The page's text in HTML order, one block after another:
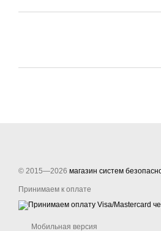
© 2015—2026 магазин систем
Принимаем к оплате
Мобильная версия